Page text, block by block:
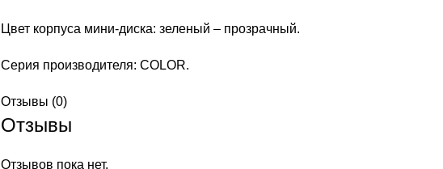
Цвет корпуса мини-диска: зеленый – прозрачный.
Серия производителя: COLOR.
Отзывы (0)
Отзывы
Отзывов пока нет.